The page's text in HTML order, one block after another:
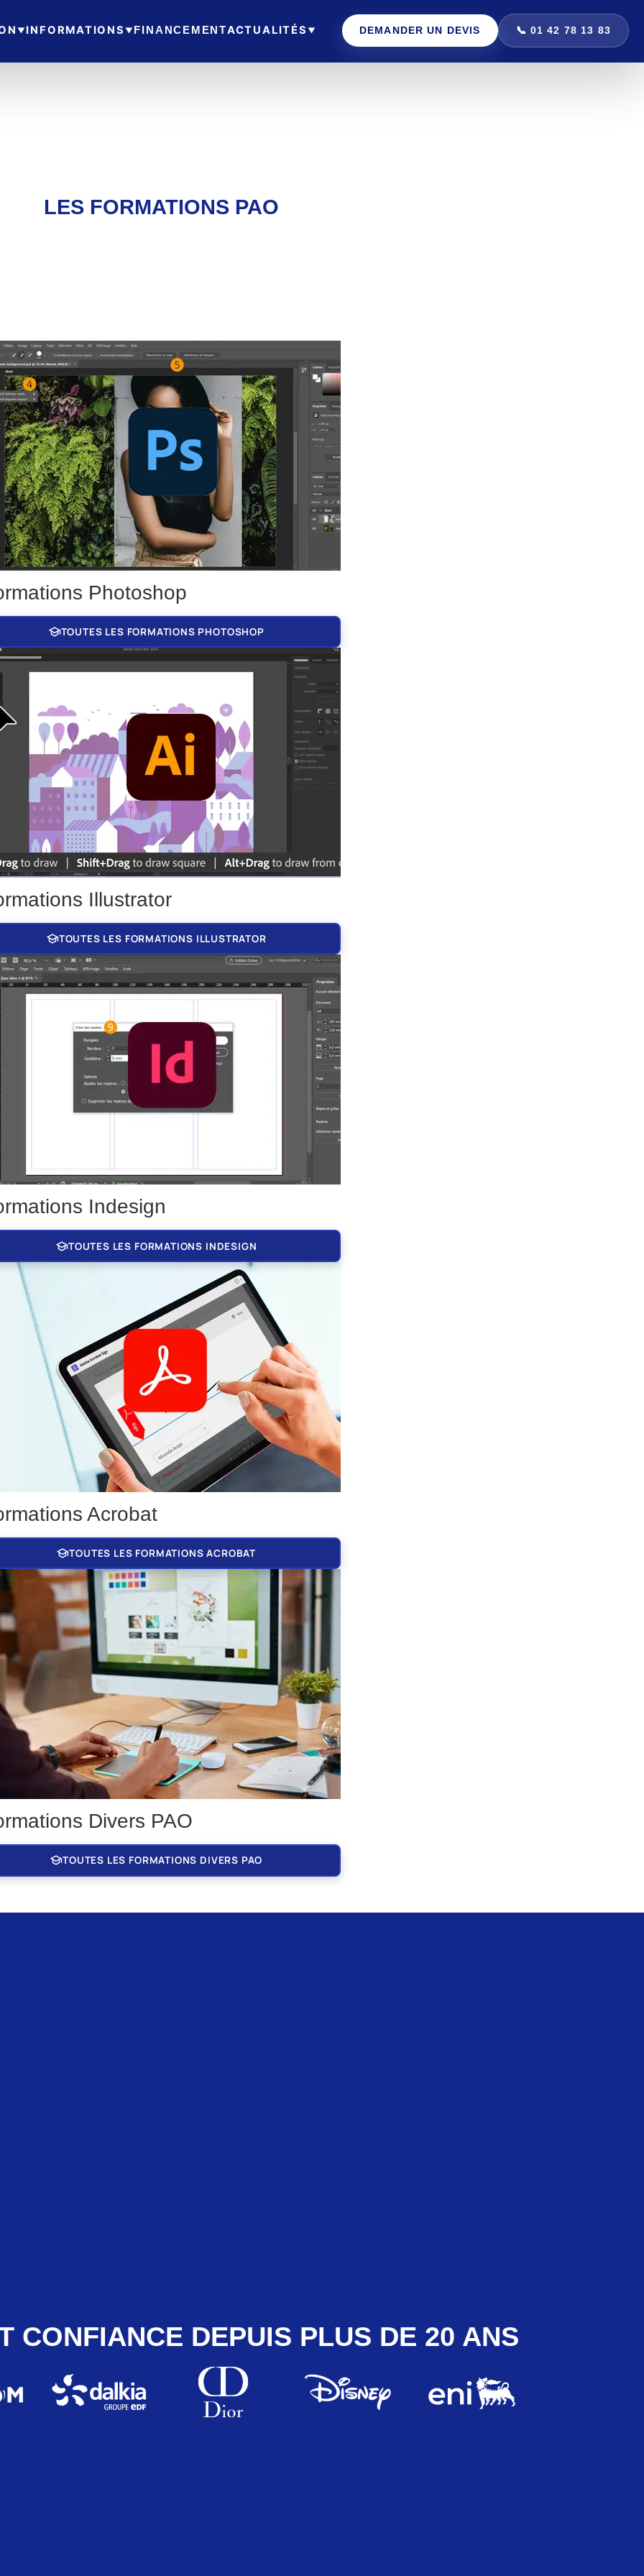
INFORMATIONS FINANCEMENTACTUALITÉS DEMANDER UN DEVIS 📞 01 42 78 13 83
LES FORMATIONS PAO
Photoshop
schoolTOUTES LES FORMATIONS PHOTOSHOP
Illustrator
schoolTOUTES LES FORMATIONS ILLUSTRATOR
Indesign
schoolTOUTES LES FORMATIONS INDESIGN
Acrobat
schoolTOUTES LES FORMATIONS ACROBAT
Divers PAO
schoolTOUTES LES FORMATIONS DIVERS PAO
CONFIANCE DEPUIS PLUS DE 20 ANS